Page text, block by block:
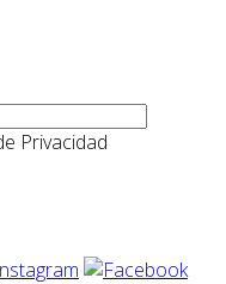
Privacidad